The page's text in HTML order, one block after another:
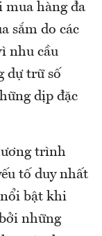
mua hàng đa
sắm do các
nhu cầu
dự trữ số
dịp đặc
trình
tố duy nhất
bật khi
những